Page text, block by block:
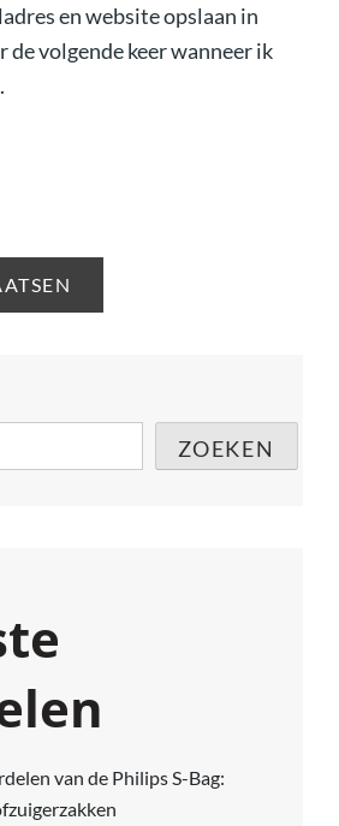
en website opslaan in
de volgende keer wanneer ik
ZOEKEN
van de Philips S-Bag: